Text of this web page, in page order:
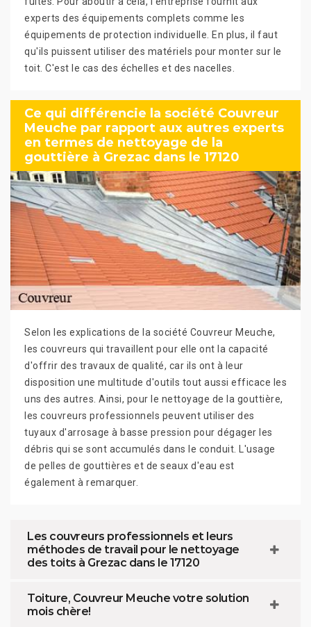
experts des équipements complets comme les
équipements de protection individuelle. En plus, il faut
qu'ils puissent utiliser des matériels pour monter sur le
toit. C'est le cas des échelles et des nacelles.
Ce qui différencie la société Couvreur
Meuche par rapport aux autres experts
en termes de nettoyage de la
gouttière à Grezac dans le 17120
Selon les explications de la société Couvreur Meuche,
les couvreurs qui travaillent pour elle ont la capacité
d'offrir des travaux de qualité, car ils ont à leur
disposition une multitude d'outils tout aussi efficace les
uns des autres. Ainsi, pour le nettoyage de la gouttière,
les couvreurs professionnels peuvent utiliser des
tuyaux d'arrosage à basse pression pour dégager les
débris qui se sont accumulés dans le conduit. L'usage
de pelles de gouttières et de seaux d'eau est
également à remarquer.
Les couvreurs professionnels et leurs
méthodes de travail pour le nettoyage
des toits à Grezac dans le 17120
Toiture, Couvreur Meuche votre solution
mois chère!